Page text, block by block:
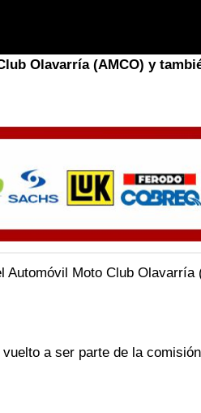
Olavarría (AMCO) y
Moto Club
a ser parte de la